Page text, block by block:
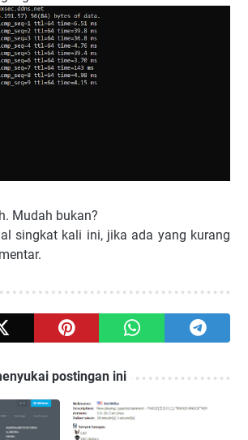
Mudah bukan?
singkat kali ini, jika ada yang kurang
postingan ini